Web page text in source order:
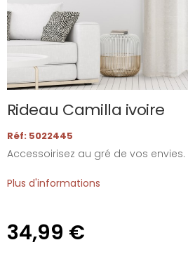
Rideau Camilla ivoire
Réf: 5022445
Accessoirisez au gré de vos envies.
Plus d'informations
34,99 €